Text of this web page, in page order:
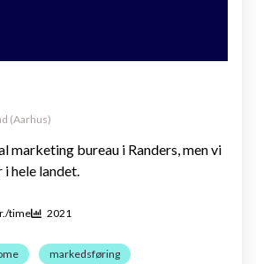
(Aarhus)
marketing bureau i Randers, men vi
hele landet.
time 2021
markedsføring